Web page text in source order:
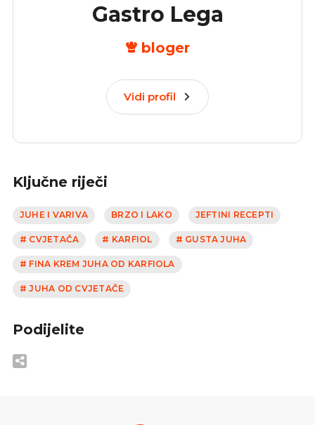
Gastro Lega
bloger
Vidi profil
Ključne riječi
JUHE I VARIVA BRZO I LAKO JEFTINI RECEPTI
# CVJETAČA # KARFIOL # GUSTA JUHA
# FINA KREM JUHA OD KARFIOLA
# JUHA OD CVJETAČE
Podijelite